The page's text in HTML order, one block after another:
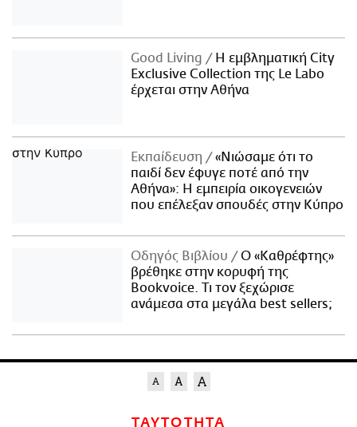
Good Living
Η εμβληματική City
Exclusive Collection της Le Labo
έρχεται στην Αθήνα
Εκπαίδευση
«Νιώσαμε ότι το
παιδί δεν έφυγε ποτέ από την
Αθήνα»: Η εμπειρία οικογενειών
που επέλεξαν σπουδές στην Κύπρο
Οδηγός Βιβλίου
Ο «Καθρέφτης»
βρέθηκε στην κορυφή της
Bookvoice. Τι τον ξεχώρισε
ανάμεσα στα μεγάλα best sellers;
ΤΑΥΤΟΤΗΤΑ